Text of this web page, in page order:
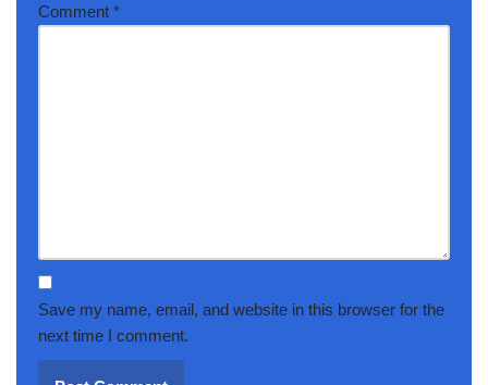
Comment *
Save my name, email, and website in this browser for the
next time I comment.